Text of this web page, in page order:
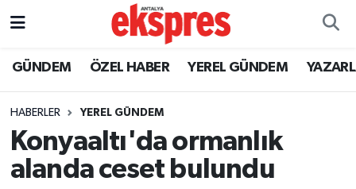
GÜNDEM ÖZEL HABER YEREL GÜNDEM
HABERLER YEREL GÜNDEM
Konyaaltı'da ormanlık
alanda ceset bulundu
ÖZEL HABER
YEREL GÜNDEM
EKONOMİ
Nöbetçi Eczaneler
Trafik Durumu
Süper Lig Puan Durumu ve Fikstür